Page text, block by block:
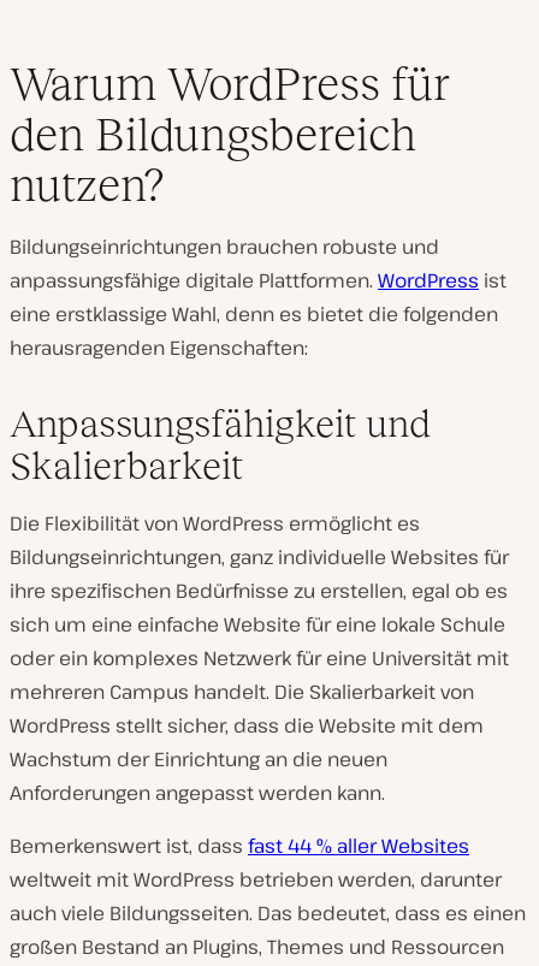
Warum WordPress für
den Bildungsbereich
nutzen?
Bildungseinrichtungen brauchen robuste und
anpassungsfähige digitale Plattformen. WordPress ist
eine erstklassige Wahl, denn es bietet die folgenden
herausragenden Eigenschaften:
Anpassungsfähigkeit und
Skalierbarkeit
Die Flexibilität von WordPress ermöglicht es
Bildungseinrichtungen, ganz individuelle Websites für
ihre spezifischen Bedürfnisse zu erstellen, egal ob es
sich um eine einfache Website für eine lokale Schule
oder ein komplexes Netzwerk für eine Universität mit
mehreren Campus handelt. Die Skalierbarkeit von
WordPress stellt sicher, dass die Website mit dem
Wachstum der Einrichtung an die neuen
Anforderungen angepasst werden kann.
Bemerkenswert ist, dass fast 44 % aller Websites
weltweit mit WordPress betrieben werden, darunter
auch viele Bildungsseiten. Das bedeutet, dass es einen
großen Bestand an Plugins, Themes und Ressourcen